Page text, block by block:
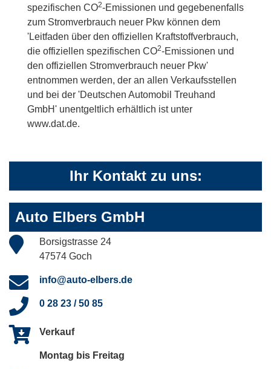
spezifischen CO2-Emissionen und gegebenenfalls
zum Stromverbrauch neuer Pkw können dem
'Leitfaden über den offiziellen Kraftstoffverbrauch,
die offiziellen spezifischen CO2-Emissionen und
den offiziellen Stromverbrauch neuer Pkw'
entnommen werden, der an allen Verkaufsstellen
und bei der 'Deutschen Automobil Treuhand
GmbH' unentgeltlich erhältlich ist unter
www.dat.de.
Ihr Kontakt zu uns:
Auto Elbers GmbH
Borsigstrasse 24
47574 Goch
info@auto-elbers.de
0 28 23 / 50 85
Verkauf
Montag bis Freitag